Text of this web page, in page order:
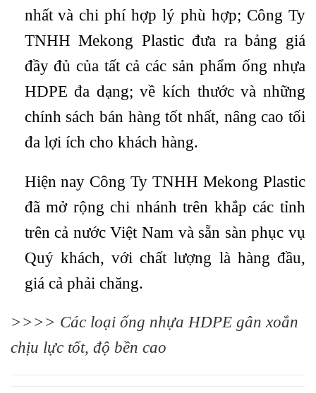
nhất và chi phí hợp lý phù hợp; Công Ty
TNHH Mekong Plastic đưa ra bảng giá
đầy đủ của tất cả các sản phẩm ống nhựa
HDPE đa dạng; về kích thước và những
chính sách bán hàng tốt nhất, nâng cao tối
đa lợi ích cho khách hàng.
Hiện nay Công Ty TNHH Mekong Plastic
đã mở rộng chi nhánh trên khắp các tỉnh
trên cả nước Việt Nam và sẵn sàn phục vụ
Quý khách, với chất lượng là hàng đầu,
giá cả phải chăng.
>>>> Các loại ống nhựa HDPE gân xoắn
chịu lực tốt, độ bền cao